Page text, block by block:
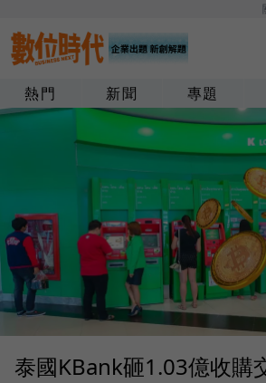
熱門 新聞 專題
泰國KBank砸1.03億收購